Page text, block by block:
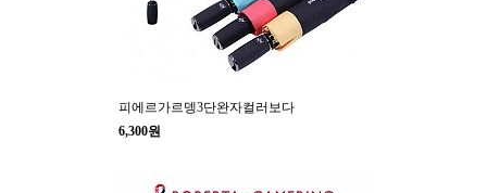
피에르가르뎅3단완자컬러보다
6,300원